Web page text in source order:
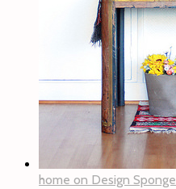
home on Design Sponge